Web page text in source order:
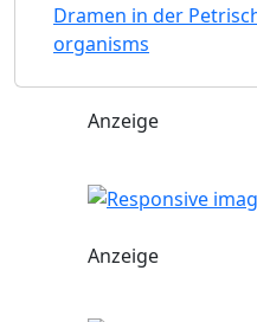
Dramen in der
organisms
Anzeige
Anzeige